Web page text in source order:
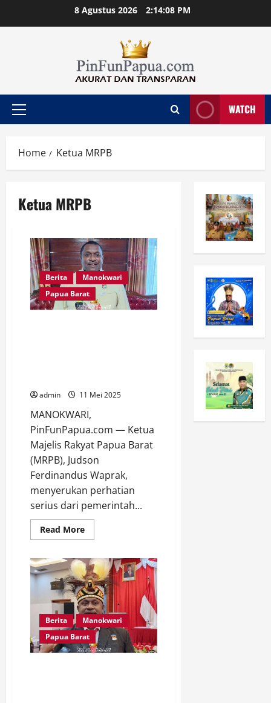
8 Agustus 2026 2:14:09 PM
Primary
WATCH
Home Ketua MRPB
Ketua MRPB
Berita
Manokwari
Papua Barat
admin 11 Mei 2025
MANOKWARI,
PinFunPapua.com — Ketua
Majelis Rakyat Papua Barat
(MRPB), Judson
Ferdinandus Waprak,
menyerukan perhatian
serius dari pemerintah...
Read MoreRead
more
MRPB
Minta
Pemerintah
Prioritaskan
Kesejahteraan
Guru
Honorer
dan
Penanganan
Krisis
Tenaga
Medis
Berita
Manokwari
Papua Barat